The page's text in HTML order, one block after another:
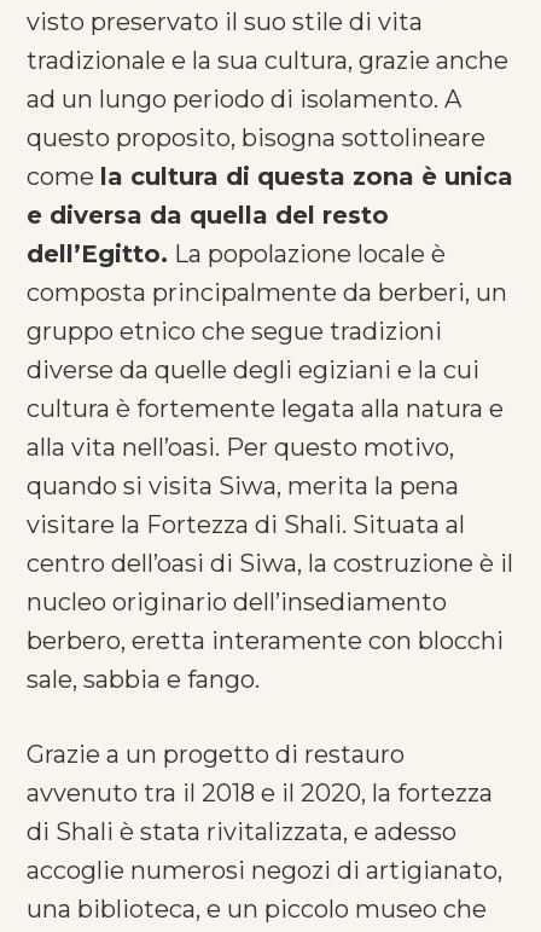
visto preservato il suo stile di vita
tradizionale e la sua cultura, grazie anche
ad un lungo periodo di isolamento. A
questo proposito, bisogna sottolineare
come la cultura di questa zona è unica
e diversa da quella del resto
dell’Egitto. La popolazione locale è
composta principalmente da berberi, un
gruppo etnico che segue tradizioni
diverse da quelle degli egiziani e la cui
cultura è fortemente legata alla natura e
alla vita nell’oasi. Per questo motivo,
quando si visita Siwa, merita la pena
visitare la Fortezza di Shali. Situata al
centro dell’oasi di Siwa, la costruzione è il
nucleo originario dell’insediamento
berbero, eretta interamente con blocchi
sale, sabbia e fango.
Grazie a un progetto di restauro
avvenuto tra il 2018 e il 2020, la fortezza
di Shali è stata rivitalizzata, e adesso
accoglie numerosi negozi di artigianato,
una biblioteca, e un piccolo museo che